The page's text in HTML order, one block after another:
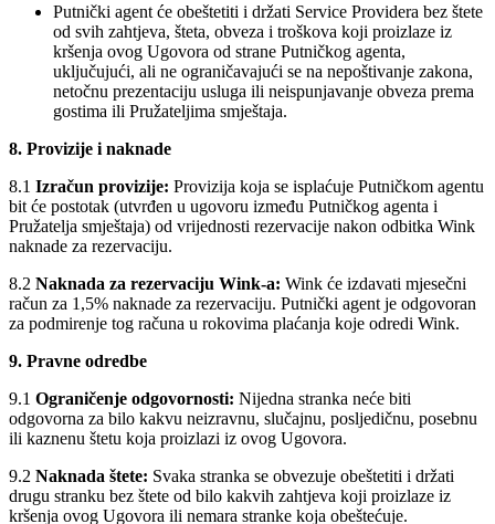
Putnički agent će obeštetiti i držati Service Providera bez štete
od svih zahtjeva, šteta, obveza i troškova koji proizlaze iz
kršenja ovog Ugovora od strane Putničkog agenta,
uključujući, ali ne ograničavajući se na nepoštivanje zakona,
netočnu prezentaciju usluga ili neispunjavanje obveza prema
gostima ili Pružateljima smještaja.
8. Provizije i naknade
8.1 Izračun provizije: Provizija koja se isplaćuje Putničkom agentu
bit će postotak (utvrđen u ugovoru između Putničkog agenta i
Pružatelja smještaja) od vrijednosti rezervacije nakon odbitka Wink
naknade za rezervaciju.
8.2 Naknada za rezervaciju Wink-a: Wink će izdavati mjesečni
račun za 1,5% naknade za rezervaciju. Putnički agent je odgovoran
za podmirenje tog računa u rokovima plaćanja koje odredi Wink.
9. Pravne odredbe
9.1 Ograničenje odgovornosti: Nijedna stranka neće biti
odgovorna za bilo kakvu neizravnu, slučajnu, posljedičnu, posebnu
ili kaznenu štetu koja proizlazi iz ovog Ugovora.
9.2 Naknada štete: Svaka stranka se obvezuje obeštetiti i držati
drugu stranku bez štete od bilo kakvih zahtjeva koji proizlaze iz
kršenja ovog Ugovora ili nemara stranke koja obeštećuje.